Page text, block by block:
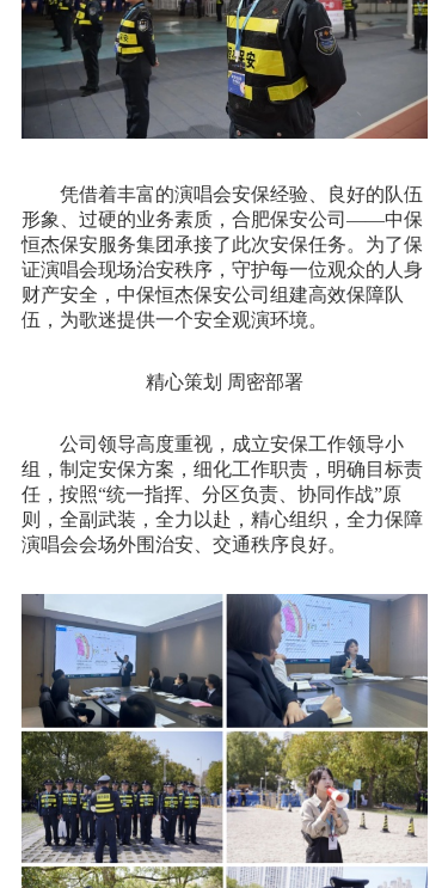
凭借着丰富的演唱会安保经验、良好的队伍
形象、过硬的业务素质，合肥保安公司——中保
恒杰保安服务集团承接了此次安保任务。为了保
证演唱会现场治安秩序，守护每一位观众的人身
财产安全，中保恒杰保安公司组建高效保障队
伍，为歌迷提供一个安全观演环境。
精心策划 周密部署
公司领导高度重视，成立安保工作领导小
组，制定安保方案，细化工作职责，明确目标责
任，按照“统一指挥、分区负责、协同作战”原
则，全副武装，全力以赴，精心组织，全力保障
演唱会会场外围治安、交通秩序良好。